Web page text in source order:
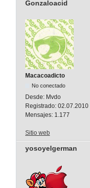
Gonzaloacid
Macacoadicto
No conectado
Desde: Mvdo
Registrado: 02.07.2010
Mensajes: 1.177
Sitio web
yosoyelgerman